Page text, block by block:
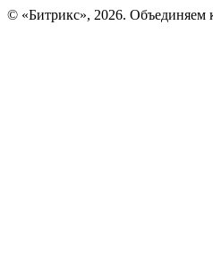
© «Битрикс», 2026. Объединяем